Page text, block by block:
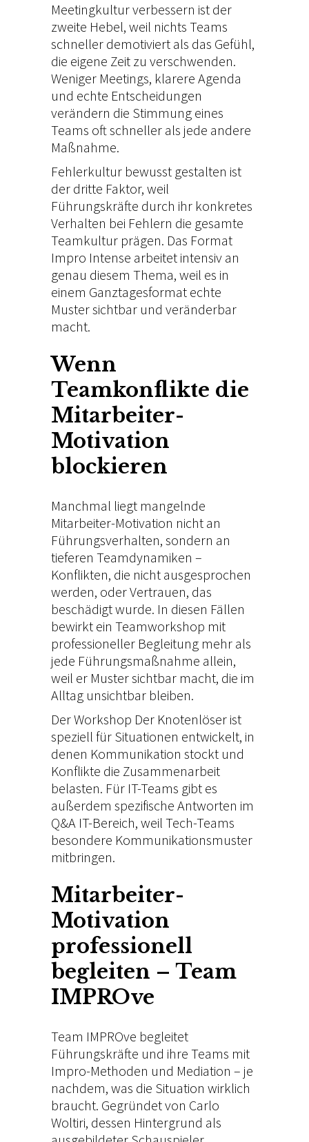
Meetingkultur verbessern ist der
zweite Hebel, weil nichts Teams
schneller demotiviert als das Gefühl,
die eigene Zeit zu verschwenden.
Weniger Meetings, klarere Agenda
und echte Entscheidungen
verändern die Stimmung eines
Teams oft schneller als jede andere
Maßnahme.
Fehlerkultur bewusst gestalten ist
der dritte Faktor, weil
Führungskräfte durch ihr konkretes
Verhalten bei Fehlern die gesamte
Teamkultur prägen. Das Format
Impro Intense arbeitet intensiv an
genau diesem Thema, weil es in
einem Ganztagesformat echte
Muster sichtbar und veränderbar
macht.
Wenn
Teamkonflikte die
Mitarbeiter-
Motivation
blockieren
Manchmal liegt mangelnde
Mitarbeiter-Motivation nicht an
Führungsverhalten, sondern an
tieferen Teamdynamiken –
Konflikten, die nicht ausgesprochen
werden, oder Vertrauen, das
beschädigt wurde. In diesen Fällen
bewirkt ein Teamworkshop mit
professioneller Begleitung mehr als
jede Führungsmaßnahme allein,
weil er Muster sichtbar macht, die im
Alltag unsichtbar bleiben.
DerWorkshop Der Knotenlöser ist
speziell für Situationen entwickelt, in
denen Kommunikation stockt und
Konflikte die Zusammenarbeit
belasten. Für IT-Teams gibt es
außerdem spezifische Antworten im
Q&A IT-Bereich, weil Tech-Teams
besondere Kommunikationsmuster
mitbringen.
Mitarbeiter-
Motivation
professionell
begleiten – Team
IMPROve
Team IMPROve begleitet
Führungskräfte und ihre Teams mit
Impro-Methoden und Mediation – je
nachdem, was die Situation wirklich
braucht. Gegründet von Carlo
Woltiri, dessen Hintergrund als